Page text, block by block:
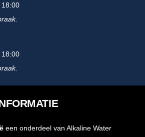
18:00
18:00
een onderdeel van Alkaline Water